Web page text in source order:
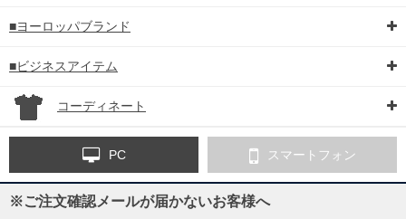
■ヨーロッパブランド
■ビジネスアイテム
コーディネート
PC スマートフォン
※ご注文確認メールが届かないお客様へ